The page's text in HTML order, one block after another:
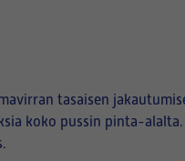
tasaisen
koko pussin pinta-alalta.